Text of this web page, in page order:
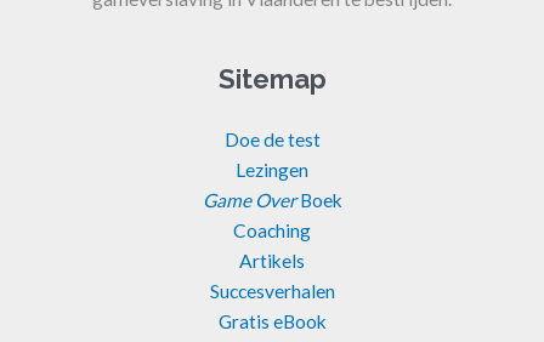
Sitemap
Doe de test
Lezingen
Game OverBoek
Coaching
Artikels
Succesverhalen
Gratis eBook